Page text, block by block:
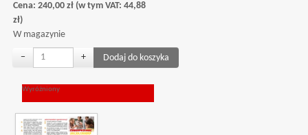
Cena:240,00 zł (w tym VAT:44,88
zł)
W magazynie
− +
Wyróżniony